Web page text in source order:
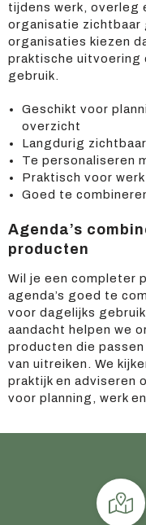
tijdens werk, overleg
organisatie zichtbaar
organisaties kiezen
praktische uitvoering
gebruik.
Geschikt voor
overzicht
Langdurig
Te personaliseren
Praktisch voor
Goed te
Agenda’s
producten
Wil je een completer
agenda’s goed te
voor dagelijks
aandacht helpen we
producten die
van uitreiken. We
praktijk en adviseren
voor planning, werk